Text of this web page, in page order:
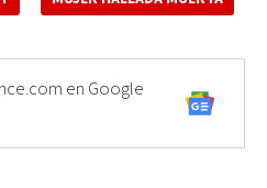
en Google